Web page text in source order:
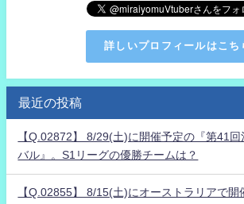
詳しいプロフィールはこち
最近の投稿
【Q.02872】 8/29(土)に開催予定の『第41
バル』。S1リーグの優勝チームは？
【Q.02855】 8/15(土)にオーストラリアで開